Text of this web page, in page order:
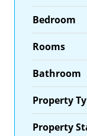
Bedroom
Rooms
Bathroom
Property
Property